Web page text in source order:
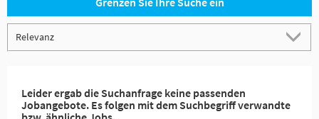
Leider ergab die Suchanfrage keine passenden
Jobangebote. Es folgen mit dem Suchbegriff verwandte